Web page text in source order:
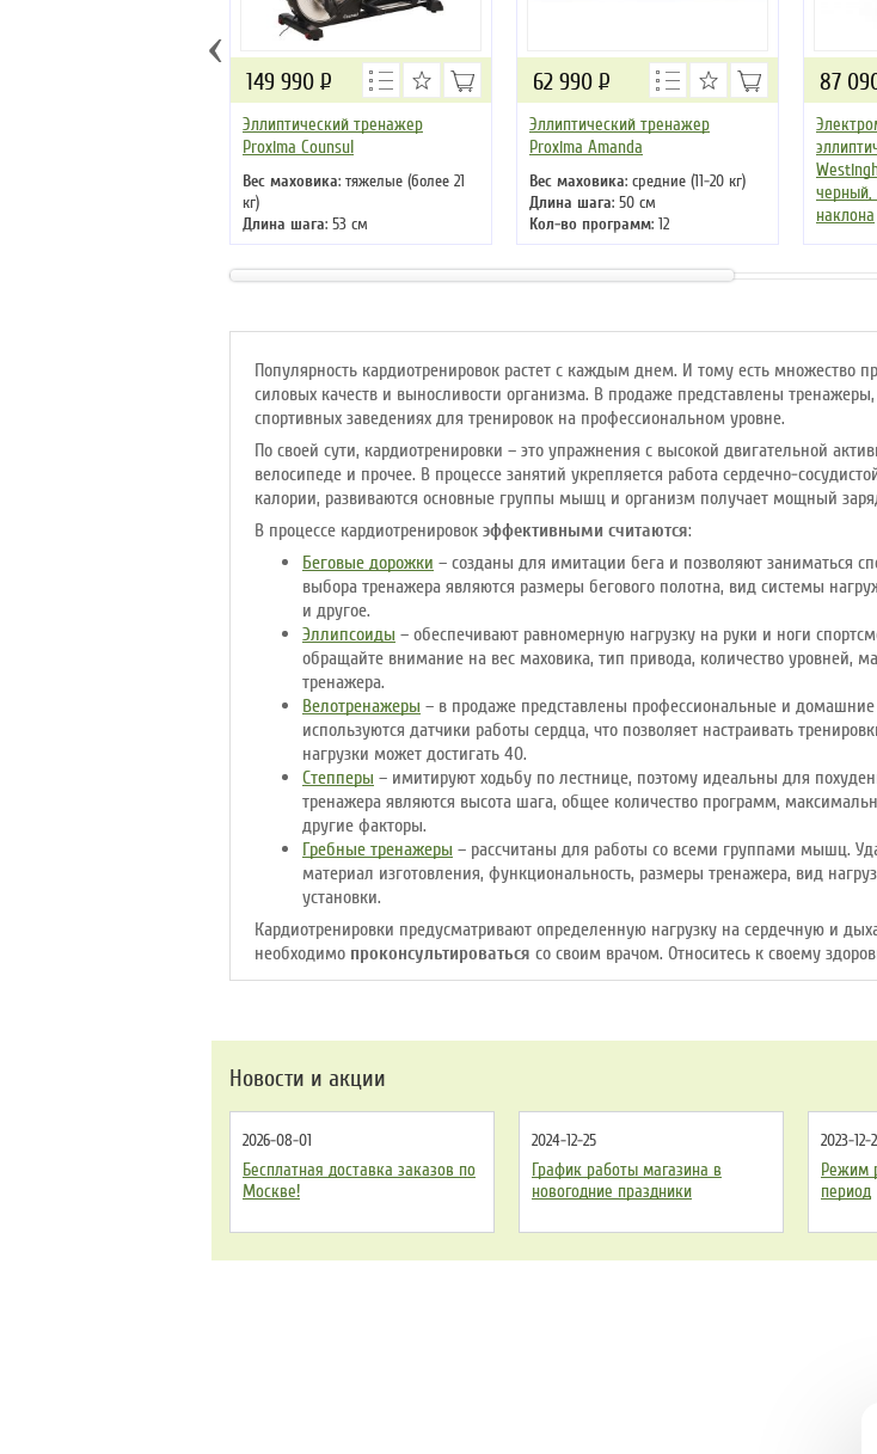
Эллиптический тренажер
Proxima Counsul
Вес маховика: тяжелые (более 21
кг)
Длина шага: 53 см
Кол-во программ: 30
Кол-во уровней: 32
Макс. вес: 180 кг
149 990 Р
Эллиптический тренажер
Proxima Amanda
Вес маховика: средние (11-20 кг)
Длина шага: 50 см
Кол-во программ: 12
Кол-во уровней: 32
Макс. вес: 130 кг
Привод: передний
62 990 Р
наклона
Вес
Макс.
87
‹
Популярность кардиотренировок растет с каждым днем. И тому есть множество
силовых качеств и выносливости организма. В продаже представлены
спортивных заведениях для тренировок на профессиональном уровне.
По своей сути, кардиотренировки – это упражнения с высокой двигательной
велосипеде и прочее. В процессе занятий укрепляется работа сердечно-
калории, развиваются основные группы мышц и организм получает мощный
В процессе кардиотренировок эффективными считаются:
Беговые дорожки – созданы для имитации бега и позволяют заниматься
выбора тренажера являются размеры бегового полотна, вид системы
и другое.
Эллипсоиды – обеспечивают равномерную нагрузку на руки и ноги
обращайте внимание на вес маховика, тип привода, количество уровней,
тренажера.
Велотренажеры – в продаже представлены профессиональные и
используются датчики работы сердца, что позволяет настраивать
нагрузки может достигать 40.
Степперы – имитируют ходьбу по лестнице, поэтому идеальны для
тренажера являются высота шага, общее количество программ,
другие факторы.
Гребные тренажеры – рассчитаны для работы со всеми группами мышц.
материал изготовления, функциональность, размеры тренажера, вид
установки.
Кардиотренировки предусматривают определенную нагрузку на сердечную и
необходимо проконсультироваться со своим врачом. Относитесь к своему
Новости и акции
2026-08-01
Бесплатная доставка заказов по
Москве!
2024-12-25
График работы магазина в
новогодние праздники
2023-12-
Режим
период